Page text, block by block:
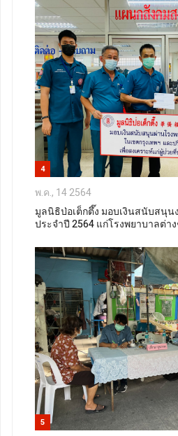
4
พ.ค., 14 2564
มูลนิธิป่อเต็กตึ๊ง มอบเงินสนับสนุน
ประจำปี 2564 แก่โรงพยาบาลต่า
5